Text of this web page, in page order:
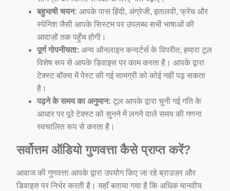
बहुभाषी चयन: आपके पास हिंदी, अंग्रेजी, इतालवी, फ्रेंच और
स्पेनिश जैसी आपके सिस्टम पर उपलब्ध सभी भाषाओं की
आवाज़ों तक पहुँच होगी।
पूर्ण गोपनीयता: अन्य ऑनलाइन कन्वर्टर्स के विपरीत, हमारा टूल
विशेष रूप से आपके डिवाइस पर काम करता है। आपके द्वारा
टेक्स्ट बॉक्स में पेस्ट की गई सामग्री को कोई नहीं पढ़ सकता
है।
पढ़ने के समय का अनुमान: टूल आपके द्वारा चुनी गई गति के
आधार पर पूरे टेक्स्ट को सुनने में लगने वाले समय की गणना
स्वचालित रूप से करता है।
सर्वोत्तम ऑडियो गुणवत्ता कैसे प्राप्त करें?
आवाज की गुणवत्ता आपके द्वारा उपयोग किए जा रहे ब्राउज़र और
डिवाइस पर निर्भर करती है। यहाँ बताया गया है कि अधिक मानवीय